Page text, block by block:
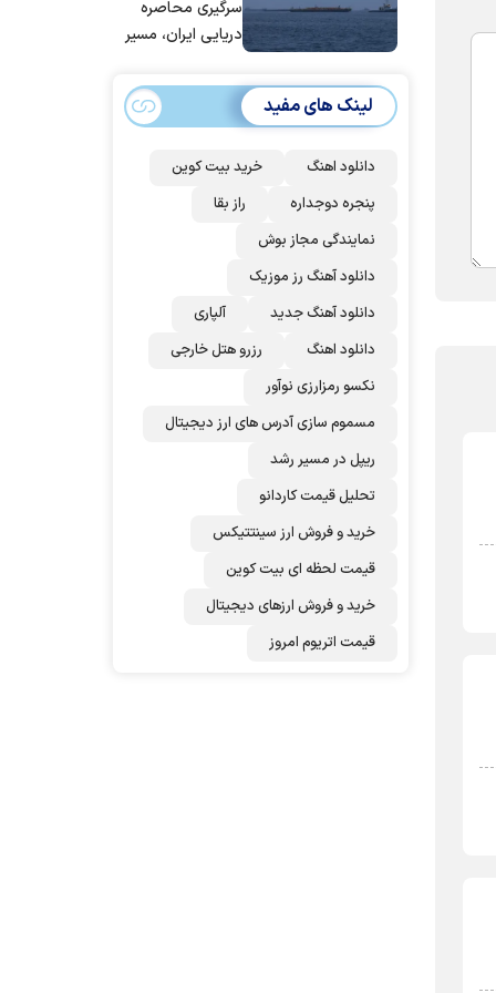
پاکستان می
سرگیری محاصره
دریایی ایران، مسیر
تغییر داده‌ایم
لینک های مفید
دانلود اهنگ
خرید بیت کوین
پنجره دوجداره
راز بقا
نمایندگی مجاز بوش
دانلود آهنگ رز‌ موزیک
دانلود آهنگ جدید
آلپاری
دانلود اهنگ
رزرو هتل خارجی
نکسو رمزارزی نوآور
مسموم سازی آدرس های ارز دیجیتال
ریپل در مسیر رشد
تحلیل قیمت کاردانو
خرید و فروش ارز سینتتیکس
قیمت لحظه ای بیت کوین
خرید و فروش ارزهای دیجیتال
قیمت اتریوم امروز